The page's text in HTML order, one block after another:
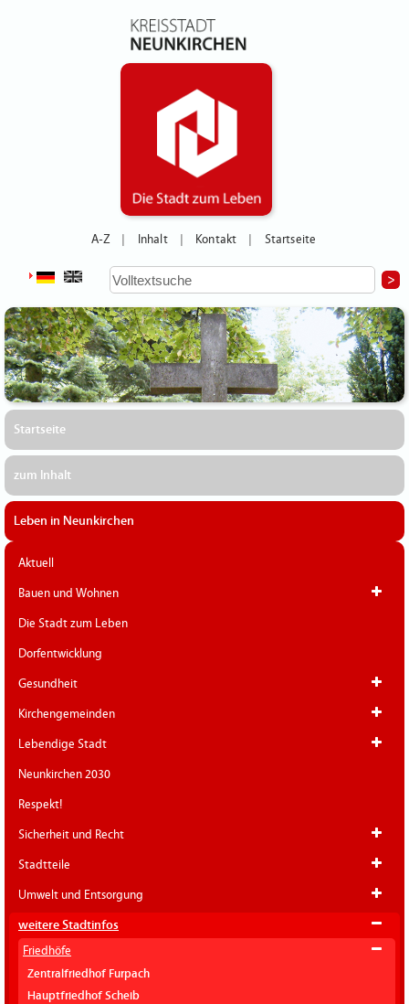
A-Z Inhalt Kontakt Startseite
Startseite
zum Inhalt
Leben in Neunkirchen
Aktuell
Bauen und Wohnen
Die Stadt zum Leben
Dorfentwicklung
Gesundheit
Kirchengemeinden
Lebendige Stadt
Neunkirchen 2030
Respekt!
Sicherheit und Recht
Stadtteile
Umwelt und Entsorgung
weitere Stadtinfos
Friedhöfe
Zentralfriedhof Furpach
Hauptfriedhof Scheib